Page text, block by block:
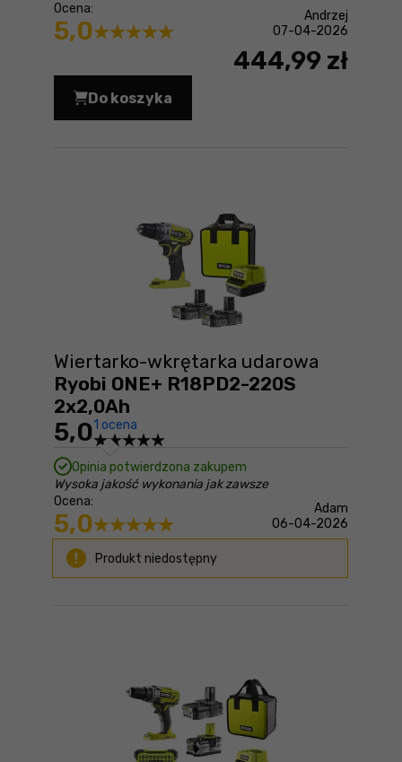
Ocena:
5,0
Andrzej
07-04-2026
444,99 zł
Do koszyka
Pilarka łańcuchowa na wysięgniku
Wiertarko-wkrętarka udarowa
Ryobi ONE+ R18PD2-220S
2x2,0Ah
5,01 ocena
Opinia potwierdzona zakupem
Wysoka jakość wykonania jak zawsze
Ocena:
5,0
Adam
06-04-2026
Produkt niedostępny